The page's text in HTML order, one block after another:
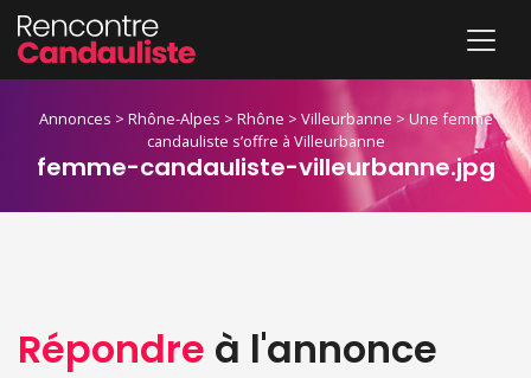
Annonces > Rhône-Alpes > Rhône > Villeurbanne > Une femme
candauliste s’offre à Villeurbanne
femme-candauliste-villeurbanne.jpg
Répondre à l'annonce